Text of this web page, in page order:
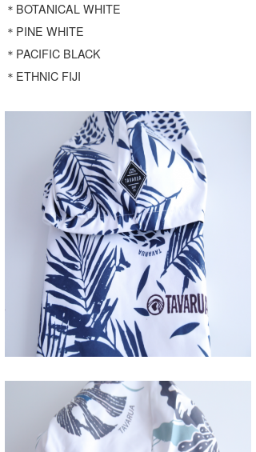
＊BOTANICAL WHITE
＊PINE WHITE
＊PACIFIC BLACK
＊ETHNIC FIJI
waka☆=
YUKI☆
たっちー
ハンマー
まっきー
三輪予報士
小川予報士
上田純子
上條将美
唐澤予報士
SancheZ
ゴン
米山予報士
wanda